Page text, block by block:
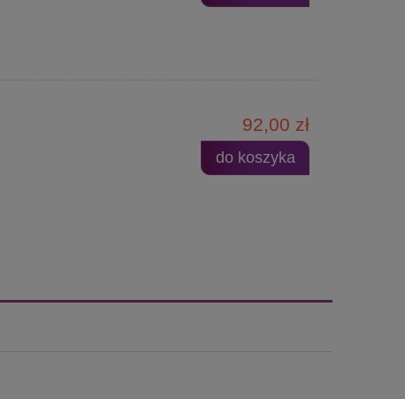
92,00 zł
do koszyka